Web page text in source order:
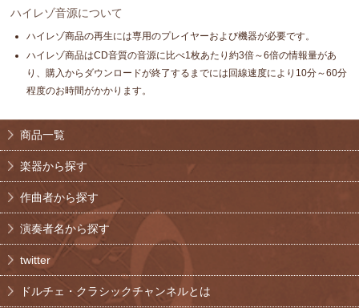
ハイレゾ音源について
ハイレゾ商品の再生には専用のプレイヤーおよび機器が必要です。
ハイレゾ商品はCD音質の音源に比べ1枚あたり約3倍～6倍の情報量があ
り、購入からダウンロードが終了するまでには回線速度により10分～60分
程度のお時間がかかります。
商品一覧
楽器から探す
作曲者から探す
演奏者名から探す
twitter
ドルチェ・クラシックチャンネルとは